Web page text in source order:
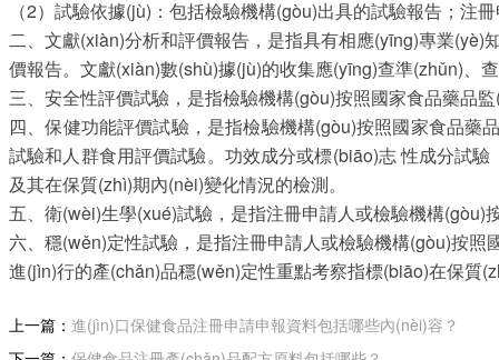
（2）試驗依據(jù)：包括檢驗機構(gòu)出具的試驗報告
二、文獻(xiàn)分析和評價報告，是指具有相應(yīng)專業
價報告。文獻(xiàn)數(shù)據(jù)的收集應(yīng)查準(zhǔn)
三、安全性評價試驗，是指檢驗機構(gòu)按照國家食品藥
四、保健功能評價試驗，是指檢驗機構(gòu)按照國家食品
試驗和人群食用評價試驗。功效成分或標(biāo)志 性成分
及其在保質(zhì)期內(nèi)變化情況的檢測。
五、衛(wèi)生學(xué)試驗，是指注冊申請人或檢驗機構
六、穩(wěn)定性試驗，是指注冊申請人或檢驗機構(gòu)按
進(jìn)行的產(chǎn)品穩(wěn)定性重點考察指標(biāo)在保質(zhì)
上一篇： 進(jìn)口保健食品注冊申請申報資料包括哪些內(nèi)容？